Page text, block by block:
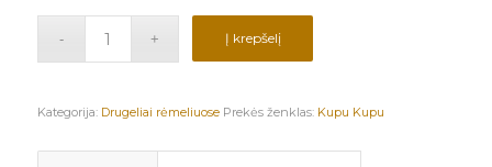
Į krepšelį
Kategorija: Drugeliai rėmeliuose Prekės ženklas: Kupu Kupu